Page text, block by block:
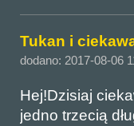
Tukan i
dodano: 2017-08-06
Hej!Dzisiaj
jedno trzecią